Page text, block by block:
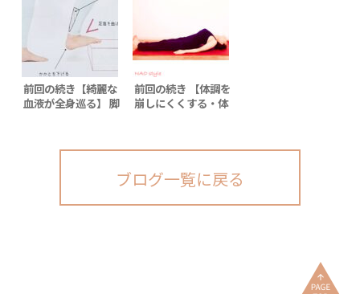
前回の続き【綺麗な
血液が全身巡る】 脚
前回の続き 【体調を
崩しにくくする・体
ブログ一覧に戻る